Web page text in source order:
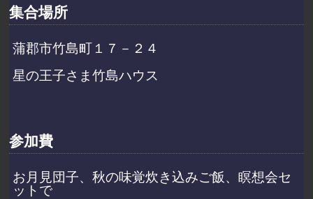
集合場所
蒲郡市竹島町１７－２４
星の王子さま竹島ハウス
参加費
お月見団子、秋の味覚炊き込みご飯、瞑想会セ
ットで